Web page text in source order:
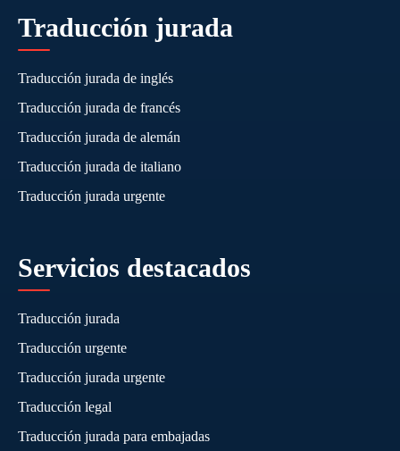
Traducción jurada
Traducción jurada de inglés
Traducción jurada de francés
Traducción jurada de alemán
Traducción jurada de italiano
Traducción jurada urgente
Servicios destacados
Traducción jurada
Traducción urgente
Traducción jurada urgente
Traducción legal
Traducción jurada para embajadas